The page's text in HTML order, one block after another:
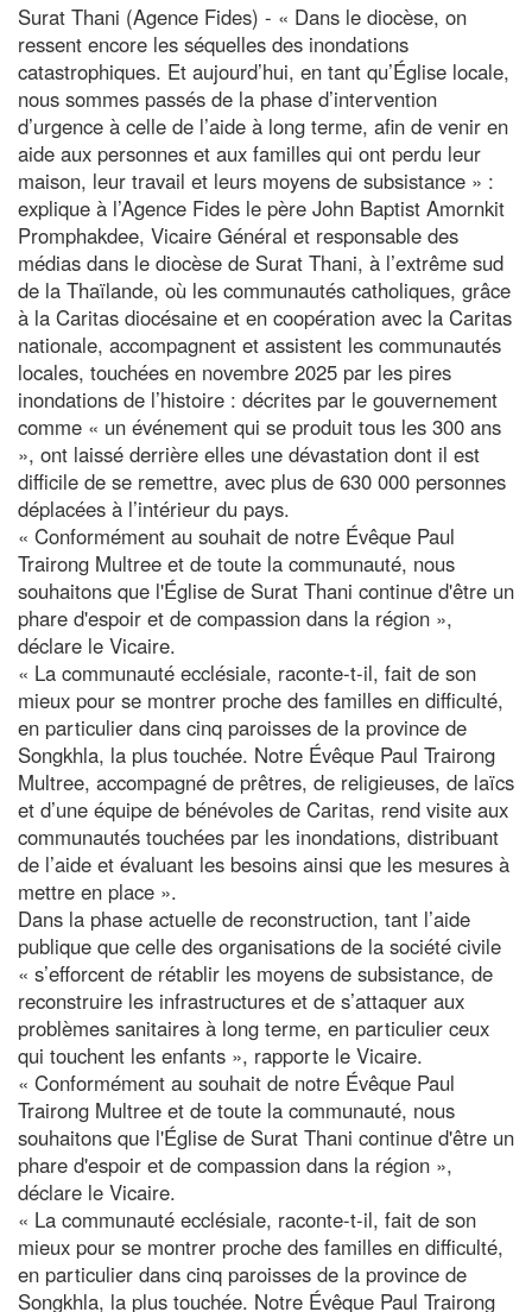
Surat Thani (Agence Fides) - « Dans le diocèse, on
ressent encore les séquelles des inondations
catastrophiques. Et aujourd’hui, en tant qu’Église locale,
nous sommes passés de la phase d’intervention
d’urgence à celle de l’aide à long terme, afin de venir en
aide aux personnes et aux familles qui ont perdu leur
maison, leur travail et leurs moyens de subsistance » :
explique à l’Agence Fides le père John Baptist Amornkit
Promphakdee, Vicaire Général et responsable des
médias dans le diocèse de Surat Thani, à l’extrême sud
de la Thaïlande, où les communautés catholiques, grâce
à la Caritas diocésaine et en coopération avec la Caritas
nationale, accompagnent et assistent les communautés
locales, touchées en novembre 2025 par les pires
inondations de l’histoire : décrites par le gouvernement
comme « un événement qui se produit tous les 300 ans
», ont laissé derrière elles une dévastation dont il est
difficile de se remettre, avec plus de 630 000 personnes
déplacées à l’intérieur du pays.
« Conformément au souhait de notre Évêque Paul
Trairong Multree et de toute la communauté, nous
souhaitons que l'Église de Surat Thani continue d'être un
phare d'espoir et de compassion dans la région »,
déclare le Vicaire.
« La communauté ecclésiale, raconte-t-il, fait de son
mieux pour se montrer proche des familles en difficulté,
en particulier dans cinq paroisses de la province de
Songkhla, la plus touchée. Notre Évêque Paul Trairong
Multree, accompagné de prêtres, de religieuses, de laïcs
et d’une équipe de bénévoles de Caritas, rend visite aux
communautés touchées par les inondations, distribuant
de l’aide et évaluant les besoins ainsi que les mesures à
mettre en place ».
Dans la phase actuelle de reconstruction, tant l’aide
publique que celle des organisations de la société civile
« s’efforcent de rétablir les moyens de subsistance, de
reconstruire les infrastructures et de s’attaquer aux
problèmes sanitaires à long terme, en particulier ceux
qui touchent les enfants », rapporte le Vicaire.
« Conformément au souhait de notre Évêque Paul
Trairong Multree et de toute la communauté, nous
souhaitons que l'Église de Surat Thani continue d'être un
phare d'espoir et de compassion dans la région »,
déclare le Vicaire.
« La communauté ecclésiale, raconte-t-il, fait de son
mieux pour se montrer proche des familles en difficulté,
en particulier dans cinq paroisses de la province de
Songkhla, la plus touchée. Notre Évêque Paul Trairong